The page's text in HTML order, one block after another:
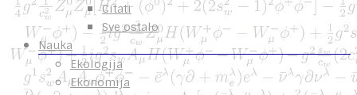
Citati
Sve ostalo
Nauka
Ekologija
Ekonomija